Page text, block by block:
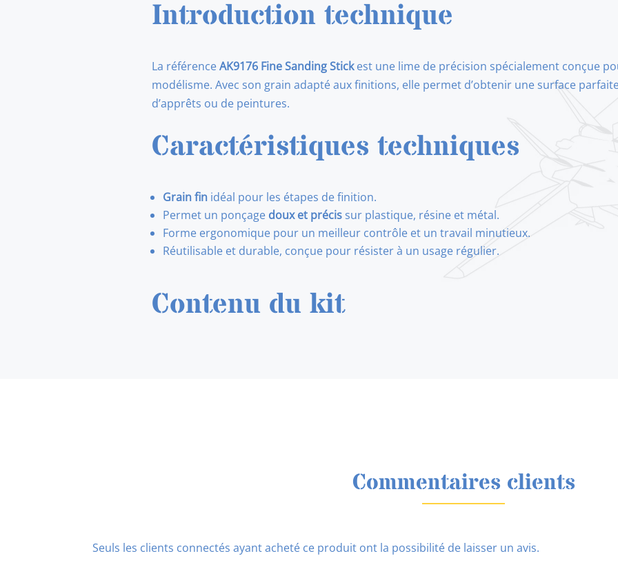
Introduction technique
La référenceAK9176 Fine Sanding Stickest une lime de précision spécialement conçue
modélisme. Avec son grain adapté aux finitions, elle permet d’obtenir une surface
d’apprêts ou de peintures.
Caractéristiques techniques
Grain fin idéal pour les étapes de finition.
Permet un ponçage doux et précis sur plastique, résine et métal.
Forme ergonomique pour un meilleur contrôle et un travail minutieux.
Réutilisable et durable, conçue pour résister à un usage régulier.
Contenu du kit
Commentaires clients
Seuls les clients connectés ayant acheté ce produit ont la possibilité de laisser un avis.